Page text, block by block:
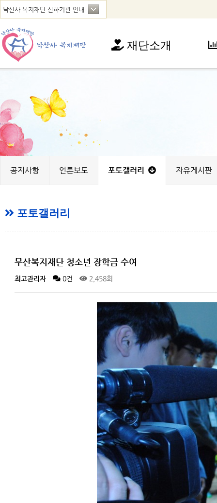
재단소개
지
공지사항 언론보도 포토갤러리 자유게시판
포토갤러리
무산복지재단 청소년 장학금 수여
최고관리자 0건 2,458회